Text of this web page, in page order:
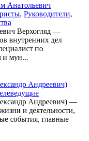
Анатольевич
, Руководители,
Верхогляд —
внутренних дел
по
и мун...
Андреевич)
Андреевич) —
и деятельности,
события, главные